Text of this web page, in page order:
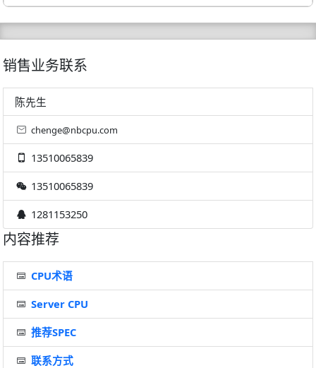
销售业务联系
陈先生
chenge@nbcpu.com
13510065839
13510065839
1281153250
内容推荐
CPU术语
Server CPU
推荐SPEC
联系方式